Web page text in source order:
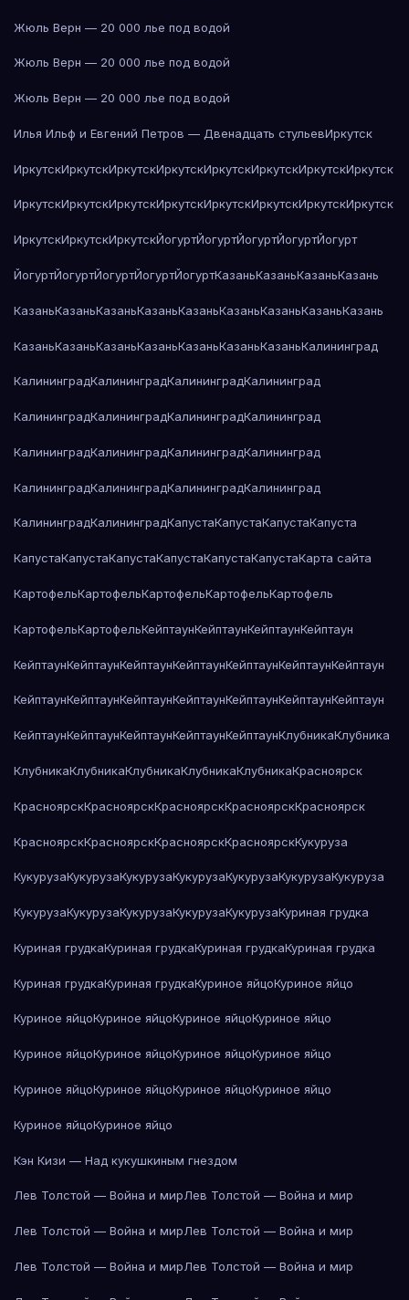
Жюль Верн — 20 000 лье под водой
Жюль Верн — 20 000 лье под водой
Жюль Верн — 20 000 лье под водой
Илья Ильф и Евгений Петров — Двенадцать стульевИркутск
ИркутскИркутскИркутскИркутскИркутскИркутскИркутскИркутск
ИркутскИркутскИркутскИркутскИркутскИркутскИркутскИркутск
ИркутскИркутскИркутскЙогуртЙогуртЙогуртЙогуртЙогурт
ЙогуртЙогуртЙогуртЙогуртЙогуртКазаньКазаньКазаньКазань
КазаньКазаньКазаньКазаньКазаньКазаньКазаньКазаньКазань
КазаньКазаньКазаньКазаньКазаньКазаньКазаньКалининград
КалининградКалининградКалининградКалининград
КалининградКалининградКалининградКалининград
КалининградКалининградКалининградКалининград
КалининградКалининградКалининградКалининград
КалининградКалининградКапустаКапустаКапустаКапуста
КапустаКапустаКапустаКапустаКапустаКапустаКарта сайта
КартофельКартофельКартофельКартофельКартофель
КартофельКартофельКейптаунКейптаунКейптаунКейптаун
КейптаунКейптаунКейптаунКейптаунКейптаунКейптаунКейптаун
КейптаунКейптаунКейптаунКейптаунКейптаунКейптаунКейптаун
КейптаунКейптаунКейптаунКейптаунКейптаунКлубникаКлубника
КлубникаКлубникаКлубникаКлубникаКлубникаКрасноярск
КрасноярскКрасноярскКрасноярскКрасноярскКрасноярск
КрасноярскКрасноярскКрасноярскКрасноярскКукуруза
КукурузаКукурузаКукурузаКукурузаКукурузаКукурузаКукуруза
КукурузаКукурузаКукурузаКукурузаКукурузаКуриная грудка
Куриная грудкаКуриная грудкаКуриная грудкаКуриная грудка
Куриная грудкаКуриная грудкаКуриное яйцоКуриное яйцо
Куриное яйцоКуриное яйцоКуриное яйцоКуриное яйцо
Куриное яйцоКуриное яйцоКуриное яйцоКуриное яйцо
Куриное яйцоКуриное яйцоКуриное яйцоКуриное яйцо
Куриное яйцоКуриное яйцо
Кэн Кизи — Над кукушкиным гнездом
Лев Толстой — Война и мирЛев Толстой — Война и мир
Лев Толстой — Война и мирЛев Толстой — Война и мир
Лев Толстой — Война и мирЛев Толстой — Война и мир